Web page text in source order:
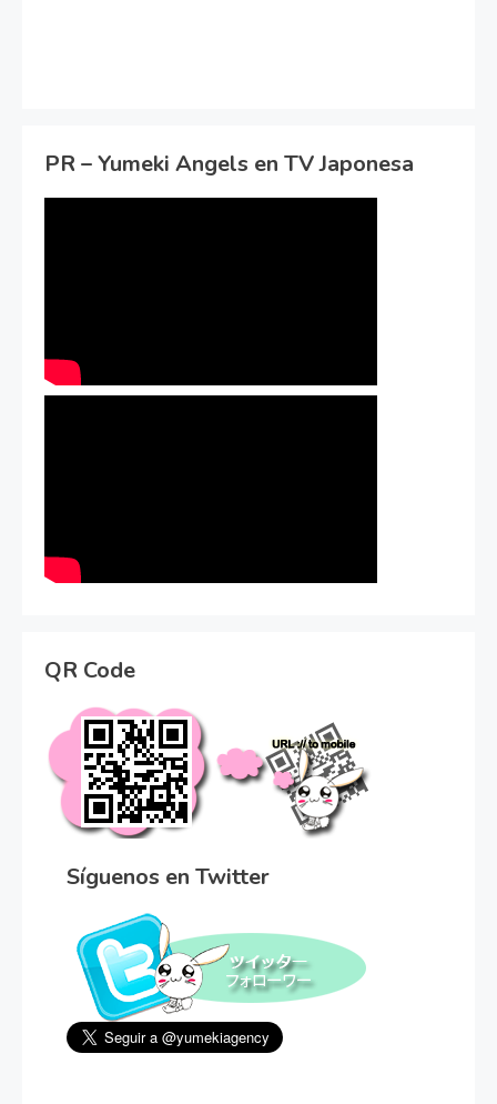
PR – Yumeki Angels en TV Japonesa
QR Code
Síguenos en Twitter